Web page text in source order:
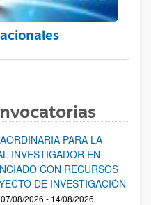
PARA LA
INVESTIGADOR EN
CON RECURSOS
DE INVESTIGACIÓN
08/2026 - 14/08/2026